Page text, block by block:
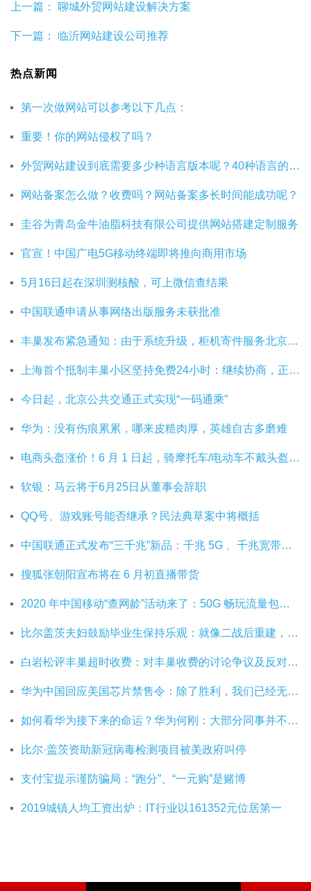
上一篇： 聊城外贸网站建设解决方案
下一篇： 临沂网站建设公司推荐
热点新闻
第一次做网站可以参考以下几点：
重要！你的网站侵权了吗？
外贸网站建设到底需要多少种语言版本呢？40种语言的网站建设有必要吗？
网站备案怎么做？收费吗？网站备案多长时间能成功呢？
圭谷为青岛金牛油脂科技有限公司提供网站搭建定制服务
官宣！中国广电5G移动终端即将推向商用市场
5月16日起在深圳测核酸，可上微信查结果
中国联通申请从事网络出版服务未获批准
丰巢发布紧急通知：由于系统升级，柜机寄件服务北京双向关停
上海首个抵制丰巢小区坚持免费24小时：继续协商，正在自建快递中转站
今日起，北京公共交通正式实现“一码通乘”
华为：没有伤痕累累，哪来皮糙肉厚，英雄自古多磨难
电商头盔涨价！6 月 1 日起，骑摩托车/电动车不戴头盔将被严查
软银：马云将于6月25日从董事会辞职
QQ号、游戏账号能否继承？民法典草案中将概括
中国联通正式发布“三千兆”新品：千兆 5G 、千兆宽带及千兆 Wi-Fi
搜狐张朝阳宣布将在 6 月初直播带货
2020 年中国移动“查网龄”活动来了：50G 畅玩流量包，钻石勋章宽带提速至 1000 M
比尔盖茨夫妇鼓励毕业生保持乐观：就像二战后重建，你们将引领潮流
白岩松评丰巢超时收费：对丰巢收费的讨论争议及反对其实是件好事
华为中国回应美国芯片禁售令：除了胜利，我们已经无路可走
如何看华为接下来的命运？华为何刚：大部分同事并不悲观
比尔·盖茨资助新冠病毒检测项目被美政府叫停
支付宝提示谨防骗局：“跑分”、“一元购”是赌博
2019城镇人均工资出炉：IT行业以161352元位居第一